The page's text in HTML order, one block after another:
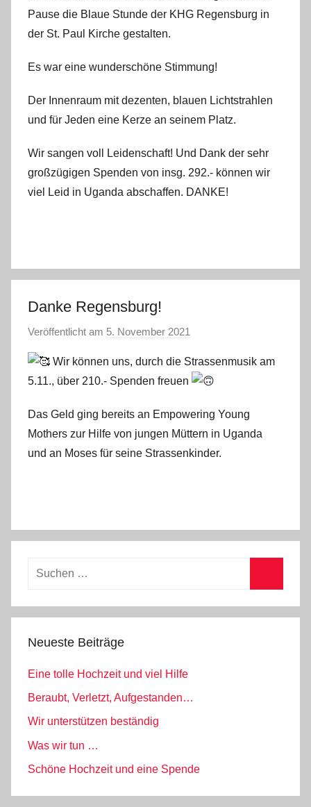
s
f
o
Pause die Blaue Stunde der KHG Regensburg in
der St. Paul Kirche gestalten.
Es war eine wunderschöne Stimmung!
Der Innenraum mit dezenten, blauen Lichtstrahlen
und für Jeden eine Kerze an seinem Platz.
Wir sangen voll Leidenschaft! Und Dank der sehr
großzügigen Spenden von insg. 292.- können wir
viel Leid in Uganda abschaffen. DANKE!
Danke Regensburg!
Veröffentlicht am 5. November 2021
n
s
e
f
a
Wir können uns, durch die Strassenmusik am
5.11., über 210.- Spenden freuen
Das Geld ging bereits an Empowering Young
Mothers zur Hilfe von jungen Müttern in Uganda
und an Moses für seine Strassenkinder.
Suchen
Neueste Beiträge
Eine tolle Hochzeit und viel Hilfe
Beraubt, Verletzt, Aufgestanden…
Wir unterstützen beständig
Was wir tun …
Schöne Hochzeit und eine Spende